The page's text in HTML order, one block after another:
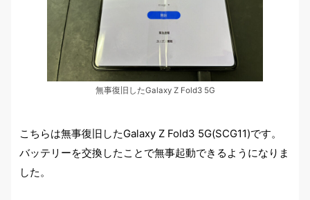
無事復旧したGalaxy Z Fold3 5G
こちらは無事復旧したGalaxy Z Fold3 5G(SCG11)です。
バッテリーを交換したことで無事起動できるようになりま
した。